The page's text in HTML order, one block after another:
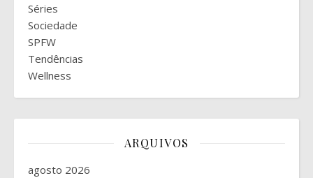
Séries
Sociedade
SPFW
Tendências
Wellness
ARQUIVOS
agosto 2026